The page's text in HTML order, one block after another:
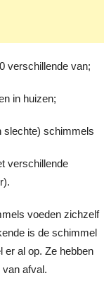
van;
in huizen;
schimmels
voeden zichzelf
is de schimmel
er al op. Ze hebben
afval.